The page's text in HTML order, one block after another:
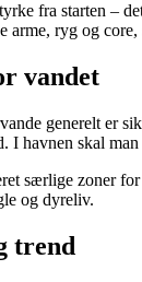
fra starten –
ryg og
vandet
generelt er
I havnen skal
særlige zoner
og dyreliv.
trend